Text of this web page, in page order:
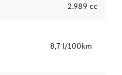
2.989 cc
8,7 l/100km